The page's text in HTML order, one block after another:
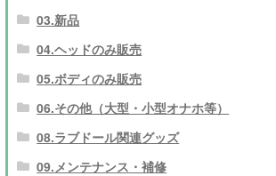
03.新品
04.ヘッドのみ販売
05.ボディのみ販売
06.その他（大型・小型オナホ等）
08.ラブドール関連グッズ
09.メンテナンス・補修